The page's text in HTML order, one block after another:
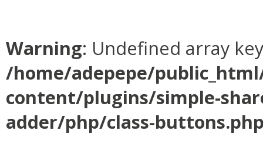
Warning: Undefined array
/home/adepepe/
content/plugins/simple-
adder/php/class-